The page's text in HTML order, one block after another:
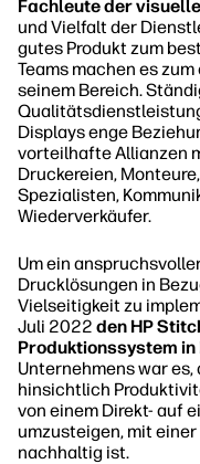
Fachleute der
und Vielfalt der
gutes Produkt zum
Teams machen es
seinem Bereich.
Displays enge
vorteilhafte Allianzen
Druckereien,
Spezialisten,
Wiederverkäufer.
Um ein
Drucklösungen in
Vielseitigkeit zu
Juli 2022 den HP
Produktionssystem in
Unternehmens war
hinsichtlich
von einem Direkt- auf
umzusteigen, mit
nachhaltig ist.